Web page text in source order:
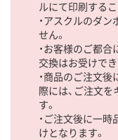
ルにて印刷する
・アスクルのダ
せん。
・お客様のご都合
交換はお受けでき
・商品のご注文
際には、ご注文
す。
・ご注文後に一
けとなります。